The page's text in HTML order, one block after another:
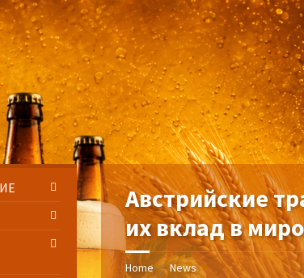
Австрийские
их вклад в
Home / News